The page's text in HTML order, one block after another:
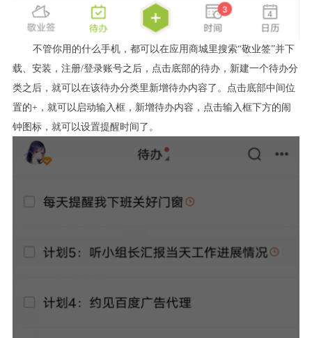
不管你用的什么手机，都可以在应用商城里搜索“敬业签”并下
载、安装，注册/登录账号之后，点击底部的待办，新建一个待办分
类之后，就可以在该待办分类里新增待办内容了。点击底部中间位
置的+，就可以启动输入框，新增待办内容，点击输入框下方的闹
钟图标，就可以设置提醒时间了。